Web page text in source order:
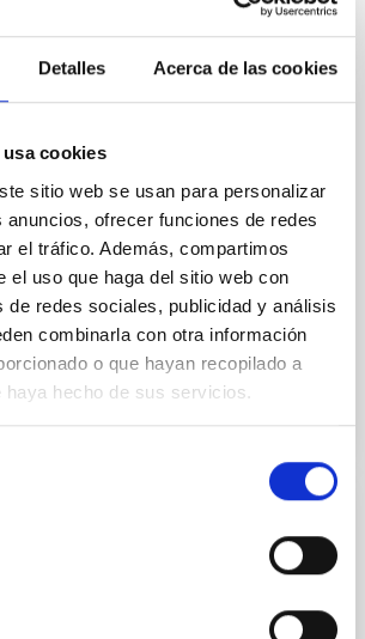
Detalles Acerca de las cookies
cookies
sitio web se usan para personalizar
anuncios, ofrecer funciones de redes
el tráfico. Además, compartimos
el uso que haga del sitio web con
de redes sociales, publicidad y análisis
combinarla con otra información
o que hayan recopilado a
haya hecho de sus servicios.
la difusión y el desarrollo de
tecnología por medio del
Ciencia y el Cosmos
entre las partes para la difusión y el
ciencia y la tecnología basándose en
los descubrimientos...